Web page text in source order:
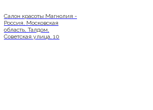
Салон красоты Магнолия -
Россия, Московская
область, Талдом,
Советская улица, 10